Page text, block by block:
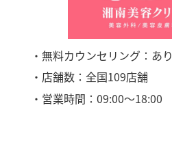
・無料カウンセリング：あり
・店舗数：全国109店舗
・営業時間：09:00〜18:00